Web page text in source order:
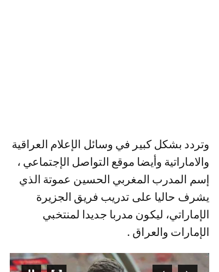
وتردد بشكل كبير في وسائل الإعلام العراقية
والاماراتية وأيضا موقع التواصل الإجتماعي ،
إسم المدرب المغربي الحسين عموتة الذي
يشرف حاليا على تدريب فريق الجزيرة
الإماراتي، ليكون مدربا جديدا لمنتخبي
الإمارات والعراق .